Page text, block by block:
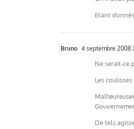
Etant
Bruno 4 septembre 2008
Ne serait-ce
Les
De tels